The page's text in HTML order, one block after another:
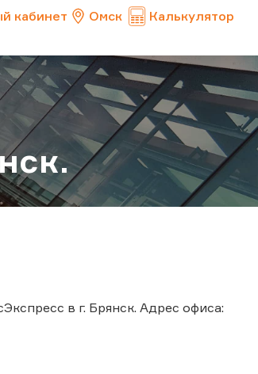
кабинет Омск Калькулятор
в г. Брянск. Адрес офиса: